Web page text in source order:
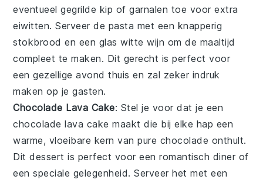
eventueelgegrilde kip ofgarnalen toe voor extra
eiwitten. Serveer de pasta met een knapperig
stokbrood en een glas witte wijn om de maaltijd
compleet te maken. Dit gerecht is perfect voor
een gezellige avond thuis en zal zeker indruk
maken op je gasten.
Chocolade Lava Cake: Stel je voor dat je een
chocolade lava cake maakt die bij elke hap een
warme, vloeibare kern van pure chocolade onthult.
Dit dessert is perfect voor een romantisch diner of
een speciale gelegenheid. Serveer het met een